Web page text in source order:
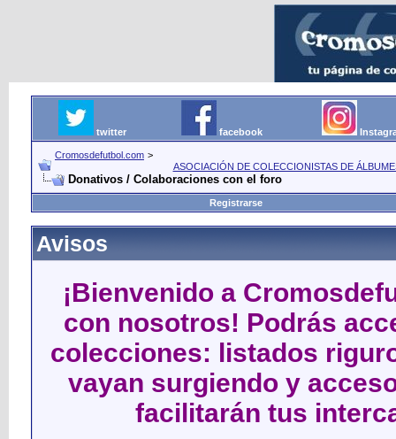
twitter facebook
Cromosdefutbol.com >
ASOCIACIÓN DE COLECCIONISTAS DE
Donativos / Colaboraciones con el foro
Registrarse
Avisos
¡Bienvenido a
con nosotros! Podrás
colecciones: listados
vayan surgiendo y
facilitarán tus